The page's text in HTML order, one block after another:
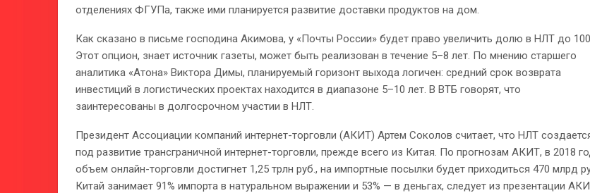
отделениях ФГУПа, также ими планируется развитие доставки продуктов на дом.
Как сказано в письме господина Акимова, у «Почты России» будет право увеличить долю в НЛТ до
Этот опцион, знает источник газеты, может быть реализован в течение 5–8 лет. По мнению старшего
аналитика «Атона» Виктора Димы, планируемый горизонт выхода логичен: средний срок возврата
инвестиций в логистических проектах находится в диапазоне 5–10 лет. В ВТБ говорят, что
заинтересованы в долгосрочном участии в НЛТ.
Президент Ассоциации компаний интернет-торговли (АКИТ) Артем Соколов считает, что НЛТ
под развитие трансграничной интернет-торговли, прежде всего из Китая. По прогнозам АКИТ, в 2018
объем онлайн-торговли достигнет 1,25 трлн руб., на импортные посылки будет приходиться 470 млрд
Китай занимает 91% импорта в натуральном выражении и 53% — в деньгах, следует из презентации